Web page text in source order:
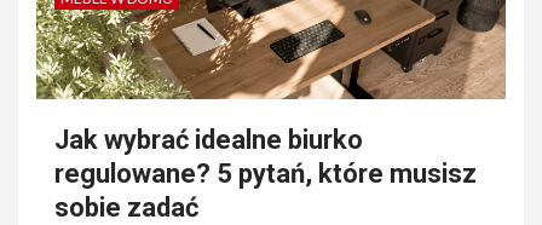
Jak wybrać idealne biurko
regulowane? 5 pytań, które musisz
sobie zadać